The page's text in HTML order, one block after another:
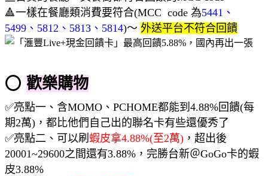
🔺一樣在餐廳類消費要符合(MCC code 為5441、
5499、5812、5813、5814)～ 外送平台不符合回饋
⭕ 歡樂購物
✅亮點一、含MOMO、PCHOME都能到4.88%回饋(每
期2萬)，都比他們自己出的聯名卡有些還優秀了
✅亮點二、可以刷 蝦皮拿4.88%(至2萬) ，超出後
20001~29600之間還有3.88%，完勝台新＠GoGo卡的蝦
皮3.88%